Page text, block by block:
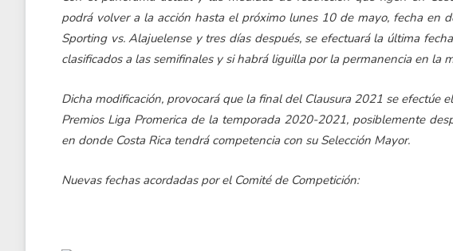
podrá volver a la acción hasta el próximo lunes 10 de mayo, fecha en
Sporting vs. Alajuelense y tres días después, se efectuará la última
clasificados a las semifinales y si habrá liguilla por la permanencia en la
Dicha modificación, provocará que la final del Clausura 2021 se efectúe
Premios Liga Promerica de la temporada 2020-2021, posiblemente
en donde Costa Rica tendrá competencia con su Selección Mayor.
Nuevas fechas acordadas por el Comité de Competición: